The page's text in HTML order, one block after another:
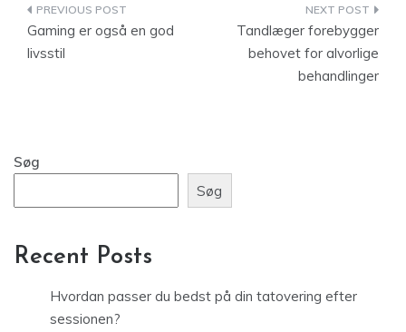
Indlægsnavigation
Gaming er også en god
livsstil
Tandlæger forebygger
behovet for alvorlige
behandlinger
Søg
Søg
Recent Posts
Hvordan passer du bedst på din tatovering efter
sessionen?